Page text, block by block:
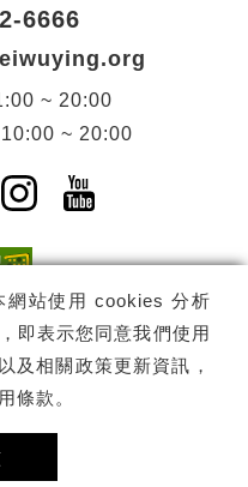
網站使用 cookies 分析
即表示您同意我們使用
及相關政策更新資訊，
條款 。
6666
~ 20:00
10:00 ~ 20:00
新視窗)
窗)
另開新視窗)
Instagram(另開新視
YouTube(另開
訂閱
營國家藝術文化中心
站導覽